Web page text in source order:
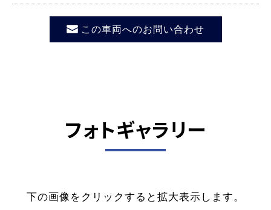
この車両へのお問い合わせ
フォトギャラリー
下の画像をクリックすると拡大表示します。